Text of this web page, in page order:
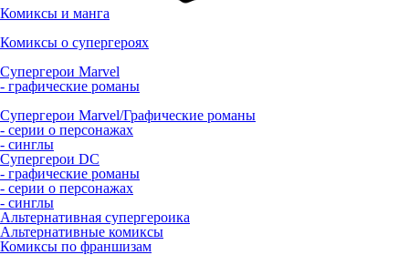
Комиксы и манга
Комиксы о супергероях
Супергерои Marvel
- графические романы
Супергерои Marvel/Графические романы
- серии о персонажах
- синглы
Супергерои DC
- графические романы
- серии о персонажах
- синглы
Альтернативная супергероика
Альтернативные комиксы
Комиксы по франшизам